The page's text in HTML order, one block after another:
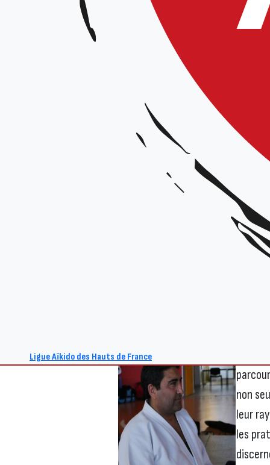
Ligue Aïkido des Hauts de France
De nouveaux
Nous
non
leur
les